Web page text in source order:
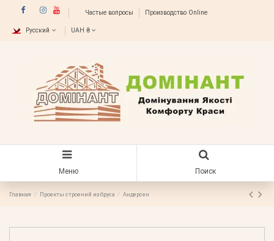
Частые вопросы Производство Online
Русский UAH ₴
Меню Поиск
Главная Проекты строений из бруса Андерсен